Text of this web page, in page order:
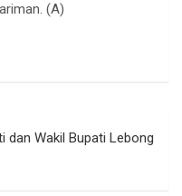
(A)
dan Wakil Bupati Lebong